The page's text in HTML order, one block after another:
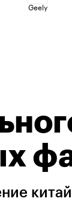
Бизнес
Geely